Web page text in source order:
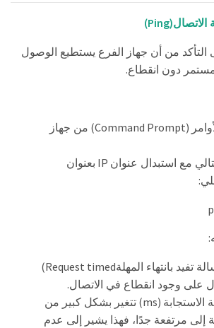
الاتصال(Ping)
التأكد من أن جهاز الفرع يستطيع الوصول
دون انقطاع.
(Command Prompt) من جهاز
مع استبدال عنوان IP بعنوان
:
:
تفيد بانتهاء المهلة(Request timed
على وجود انقطاع في الاتصال.
الاستجابة (ms) تتغير بشكل كبير من
إلى مرتفعة جدًا، فهذا يشير إلى عدم